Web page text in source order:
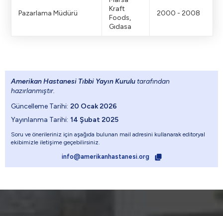
Pazarlama Müdürü
Kraft
Foods,
Gıdasa
2000 - 2008
Amerikan Hastanesi Tıbbi Yayın Kurulu tarafından
hazırlanmıştır.
Güncelleme Tarihi: 20 Ocak 2026
Yayınlanma Tarihi: 14 Şubat 2025
Soru ve önerileriniz için aşağıda bulunan mail adresini kullanarak editoryal
ekibimizle iletişime geçebilirsiniz.
info@amerikanhastanesi.org